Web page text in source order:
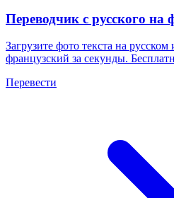
Переводчик с русского на
Загрузите фото текста на
французский за секунды.
Перевести